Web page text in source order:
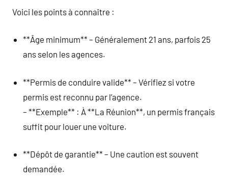
Voici les points à connaître :
**Âge minimum** – Généralement 21 ans, parfois 25
ans selon les agences.
**Permis de conduire valide** – Vérifiez si votre
permis est reconnu par l’agence.
– **Exemple** : À **La Réunion**, un permis français
suffit pour louer une voiture.
**Dépôt de garantie** – Une caution est souvent
demandée.